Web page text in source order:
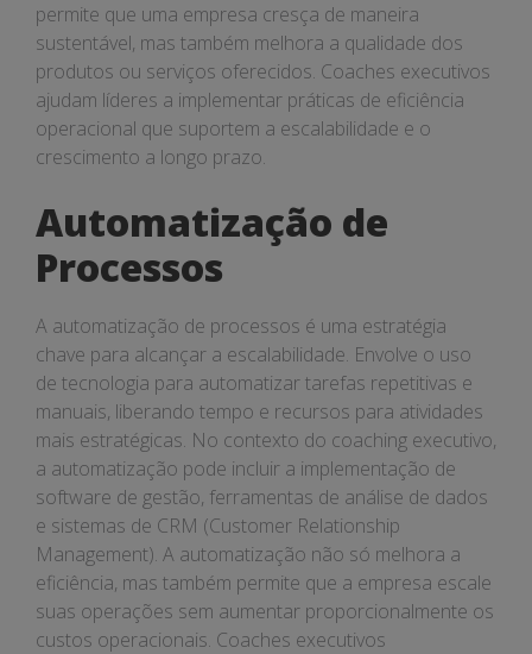
permite que uma empresa cresça de maneira
sustentável, mas também melhora a qualidade dos
produtos ou serviços oferecidos. Coaches executivos
ajudam líderes a implementar práticas de eficiência
operacional que suportem a escalabilidade e o
crescimento a longo prazo.
Automatização de
Processos
A automatização de processos é uma estratégia
chave para alcançar a escalabilidade. Envolve o uso
de tecnologia para automatizar tarefas repetitivas e
manuais, liberando tempo e recursos para atividades
mais estratégicas. No contexto do coaching executivo,
a automatização pode incluir a implementação de
software de gestão, ferramentas de análise de dados
e sistemas de CRM (Customer Relationship
Management). A automatização não só melhora a
eficiência, mas também permite que a empresa escale
suas operações sem aumentar proporcionalmente os
custos operacionais. Coaches executivos